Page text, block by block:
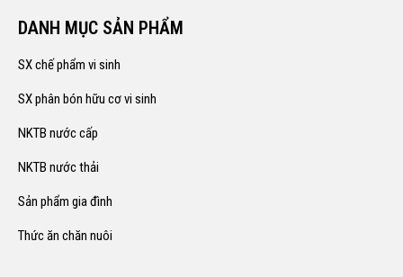
DANH MỤC SẢN PHẨM
SX chế phẩm vi sinh
SX phân bón hữu cơ vi sinh
NKTB nước cấp
NKTB nước thải
Sản phẩm gia đình
Thức ăn chăn nuôi